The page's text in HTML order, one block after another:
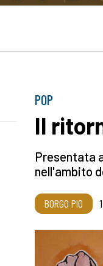
POP
Il
Presentata
nell'ambito
BORGO PIO